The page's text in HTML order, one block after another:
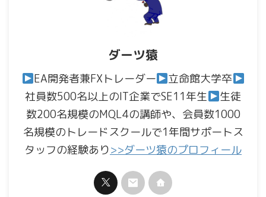
ダーツ猿
EA開発者兼FXトレーダー
立命館大学卒
社員数500名以上のIT企業でSE11年生
生徒
数200名規模のMQL4の講師や、会員数1000
名規模のトレードスクールで1年間サポートス
タッフの経験あり>>ダーツ猿のプロフィール